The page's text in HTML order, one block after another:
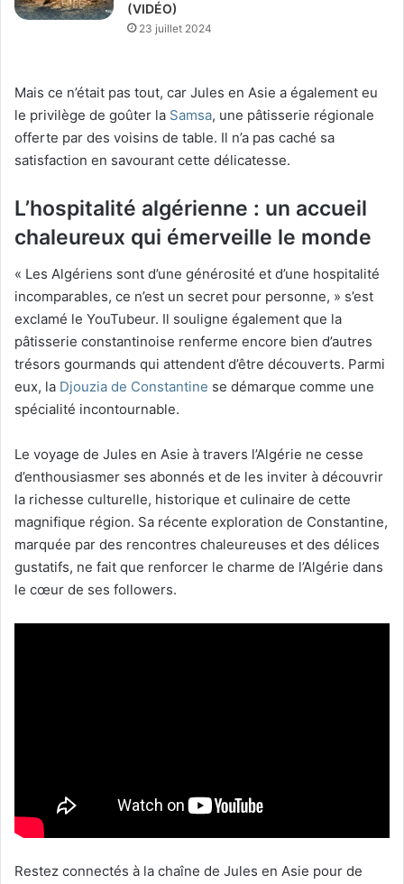
(VIDÉO)
23 juillet 2024
Mais ce n’était pas tout, car Jules en Asie a également eu
le privilège de goûter la Samsa, une pâtisserie régionale
offerte par des voisins de table. Il n’a pas caché sa
satisfaction en savourant cette délicatesse.
L’hospitalité algérienne : un accueil
chaleureux qui émerveille le monde
« Les Algériens sont d’une générosité et d’une hospitalité
incomparables, ce n’est un secret pour personne, » s’est
exclamé le YouTubeur. Il souligne également que la
pâtisserie constantinoise renferme encore bien d’autres
trésors gourmands qui attendent d’être découverts. Parmi
eux, la Djouzia de Constantine se démarque comme une
spécialité incontournable.
Le voyage de Jules en Asie à travers l’Algérie ne cesse
d’enthousiasmer ses abonnés et de les inviter à découvrir
la richesse culturelle, historique et culinaire de cette
magnifique région. Sa récente exploration de Constantine,
marquée par des rencontres chaleureuses et des délices
gustatifs, ne fait que renforcer le charme de l’Algérie dans
le cœur de ses followers.
Restez connectés à la chaîne de Jules en Asie pour de